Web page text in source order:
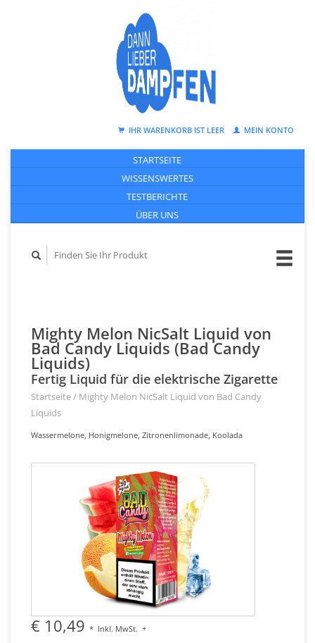
IHR WARENKORB IST LEER MEIN KONTO
STARTSEITE
WISSENSWERTES
TESTBERICHTE
ÜBER UNS
Mighty Melon NicSalt Liquid von
Bad Candy Liquids (Bad Candy
Liquids)
Fertig Liquid für die elektrische Zigarette
Startseite/ Mighty Melon NicSalt Liquid von Bad Candy
Liquids
Wassermelone, Honigmelone, Zitronenlimonade, Koolada
€ 10,49 * Inkl. MwSt. +